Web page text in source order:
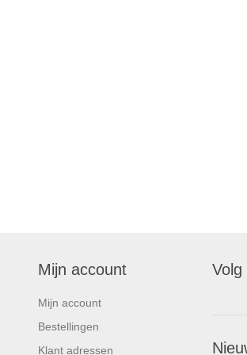
Mijn account
Mijn account
Bestellingen
Klant adressen
Volg